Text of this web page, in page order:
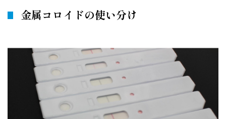
金属コロイドの使い分け